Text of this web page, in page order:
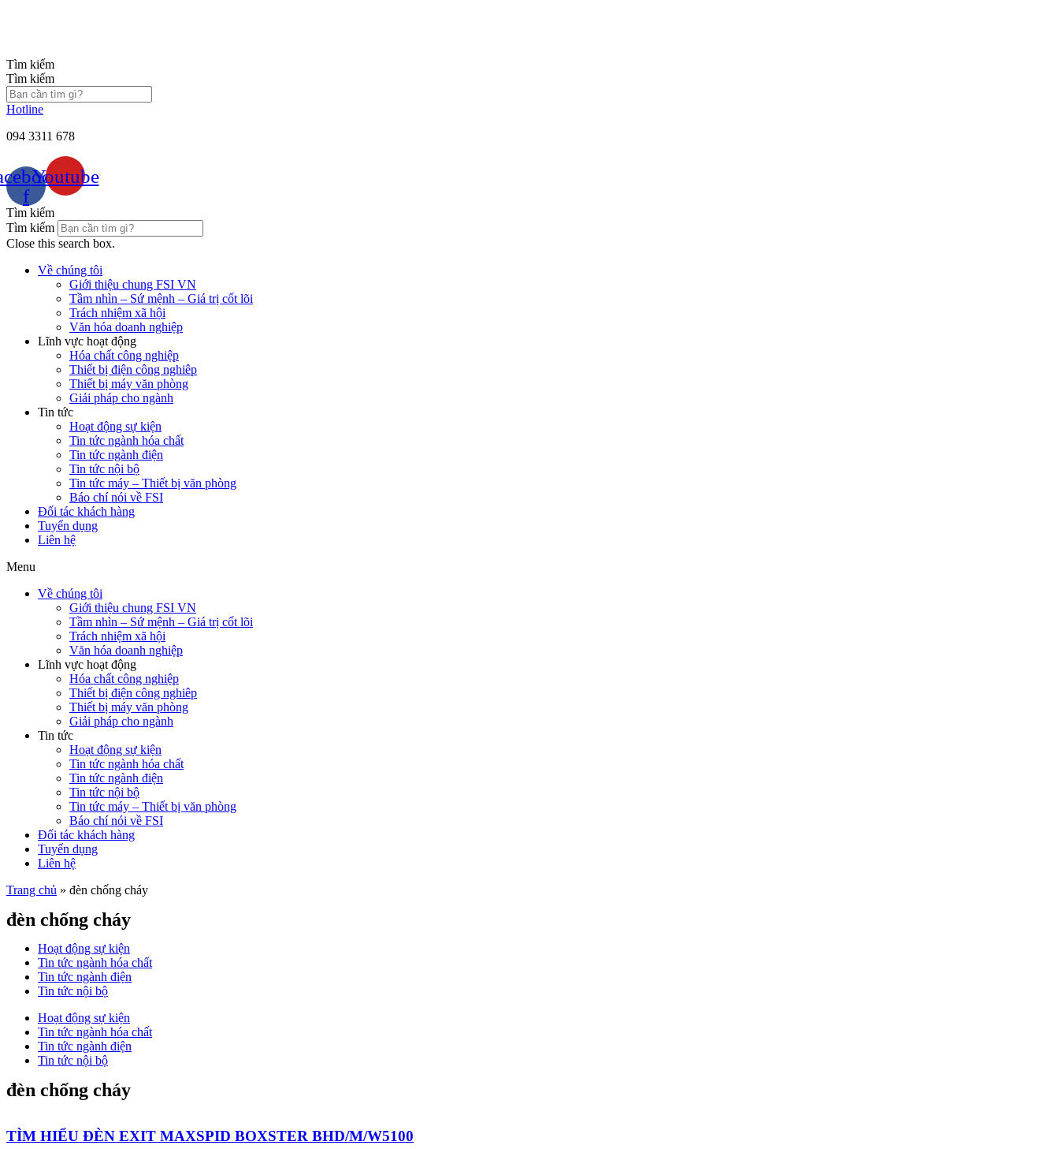
Tìm kiếm
Tìm kiếm
Hotline
094 3311 678
f
Youtube
Tìm kiếm
Tìm kiếm
Close this search box.
Về chúng tôi
Giới thiệu chung FSI VN
Tầm nhìn – Sứ mệnh – Giá trị cốt lõi
Trách nhiệm xã hội
Văn hóa doanh nghiệp
Lĩnh vực hoạt động
Hóa chất công nghiệp
Thiết bị điện công nghiêp
Thiết bị máy văn phòng
Giải pháp cho ngành
Tin tức
Hoạt động sự kiện
Tin tức ngành hóa chất
Tin tức ngành điện
Tin tức nội bộ
Tin tức máy – Thiết bị văn phòng
Báo chí nói về FSI
Đối tác khách hàng
Tuyển dụng
Liên hệ
Menu
Về chúng tôi
Giới thiệu chung FSI VN
Tầm nhìn – Sứ mệnh – Giá trị cốt lõi
Trách nhiệm xã hội
Văn hóa doanh nghiệp
Lĩnh vực hoạt động
Hóa chất công nghiệp
Thiết bị điện công nghiêp
Thiết bị máy văn phòng
Giải pháp cho ngành
Tin tức
Hoạt động sự kiện
Tin tức ngành hóa chất
Tin tức ngành điện
Tin tức nội bộ
Tin tức máy – Thiết bị văn phòng
Báo chí nói về FSI
Đối tác khách hàng
Tuyển dụng
Liên hệ
Trang chủ » đèn chống cháy
đèn chống cháy
Hoạt động sự kiện
Tin tức ngành hóa chất
Tin tức ngành điện
Tin tức nội bộ
Hoạt động sự kiện
Tin tức ngành hóa chất
Tin tức ngành điện
Tin tức nội bộ
đèn chống cháy
TÌM HIỂU ĐÈN EXIT MAXSPID BOXSTER BHD/M/W5100